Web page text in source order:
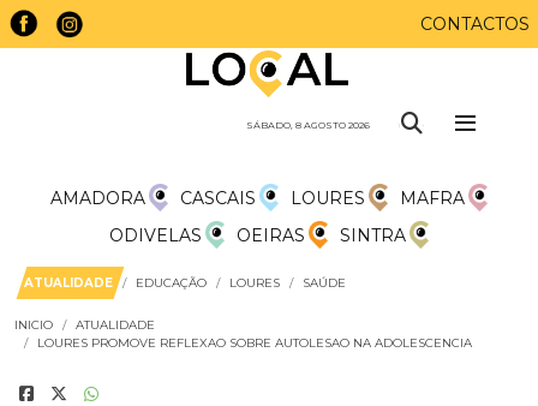
CONTACTOS
SÁBADO, 8 AGOSTO 2026
AMADORA CASCAIS LOURES
MAFRA
ODIVELAS
OEIRAS SINTRA
ATUALIDADE EDUCAÇÃO LOURES SAÚDE
INICIO
ATUALIDADE
LOURES PROMOVE REFLEXAO SOBRE AUTOLESAO NA ADOLESCENCIA